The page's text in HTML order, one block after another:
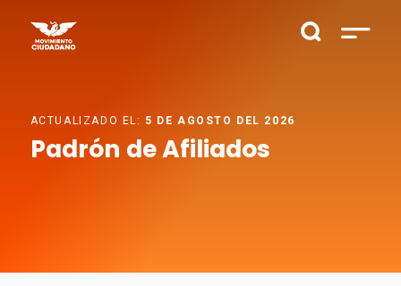
ACTUALIZADO EL: 5 DE AGOSTO DEL 2026
Padrón de Afiliados